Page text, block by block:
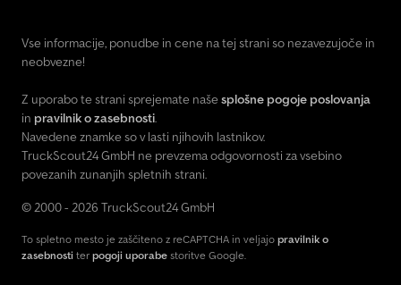
Vse informacije, ponudbe in cene na tej strani so nezavezujoče in
neobvezne!
Z uporabo te strani sprejemate naše splošne pogoje poslovanja
in pravilnik o zasebnosti.
Navedene znamke so v lasti njihovih lastnikov.
TruckScout24 GmbH ne prevzema odgovornosti za vsebino
povezanih zunanjih spletnih strani.
© 2000 - 2026 TruckScout24 GmbH
To spletno mesto je zaščiteno z reCAPTCHA in veljajo pravilnik o
zasebnosti ter pogoji uporabe storitve Google.